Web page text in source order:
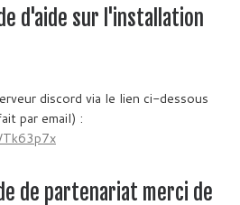
d'aide sur l'installation
discord via le lien ci-dessous
par email) :
de partenariat merci de